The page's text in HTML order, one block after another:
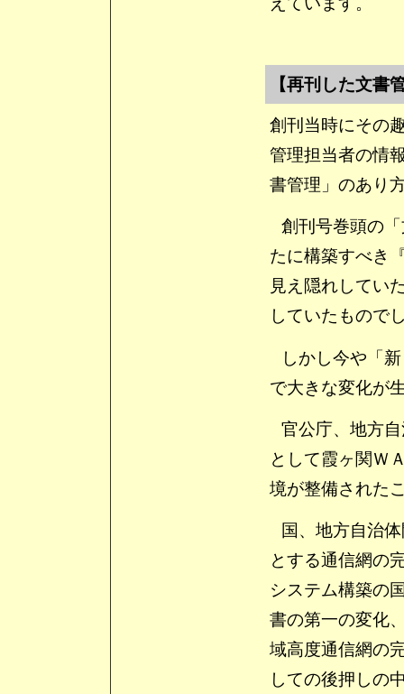
【再刊した文書
創刊当時にその
管理担当者の情
書管理」のあり
創刊号巻頭の
たに構築すべき
見え隠れしてい
していたもので
しかし今や「
で大きな変化が
官公庁、地方
として霞ヶ関Ｗ
境が整備された
国、地方自治
とする通信網の
システム構築の
書の第一の変化
域高度通信網の
しての後押しの